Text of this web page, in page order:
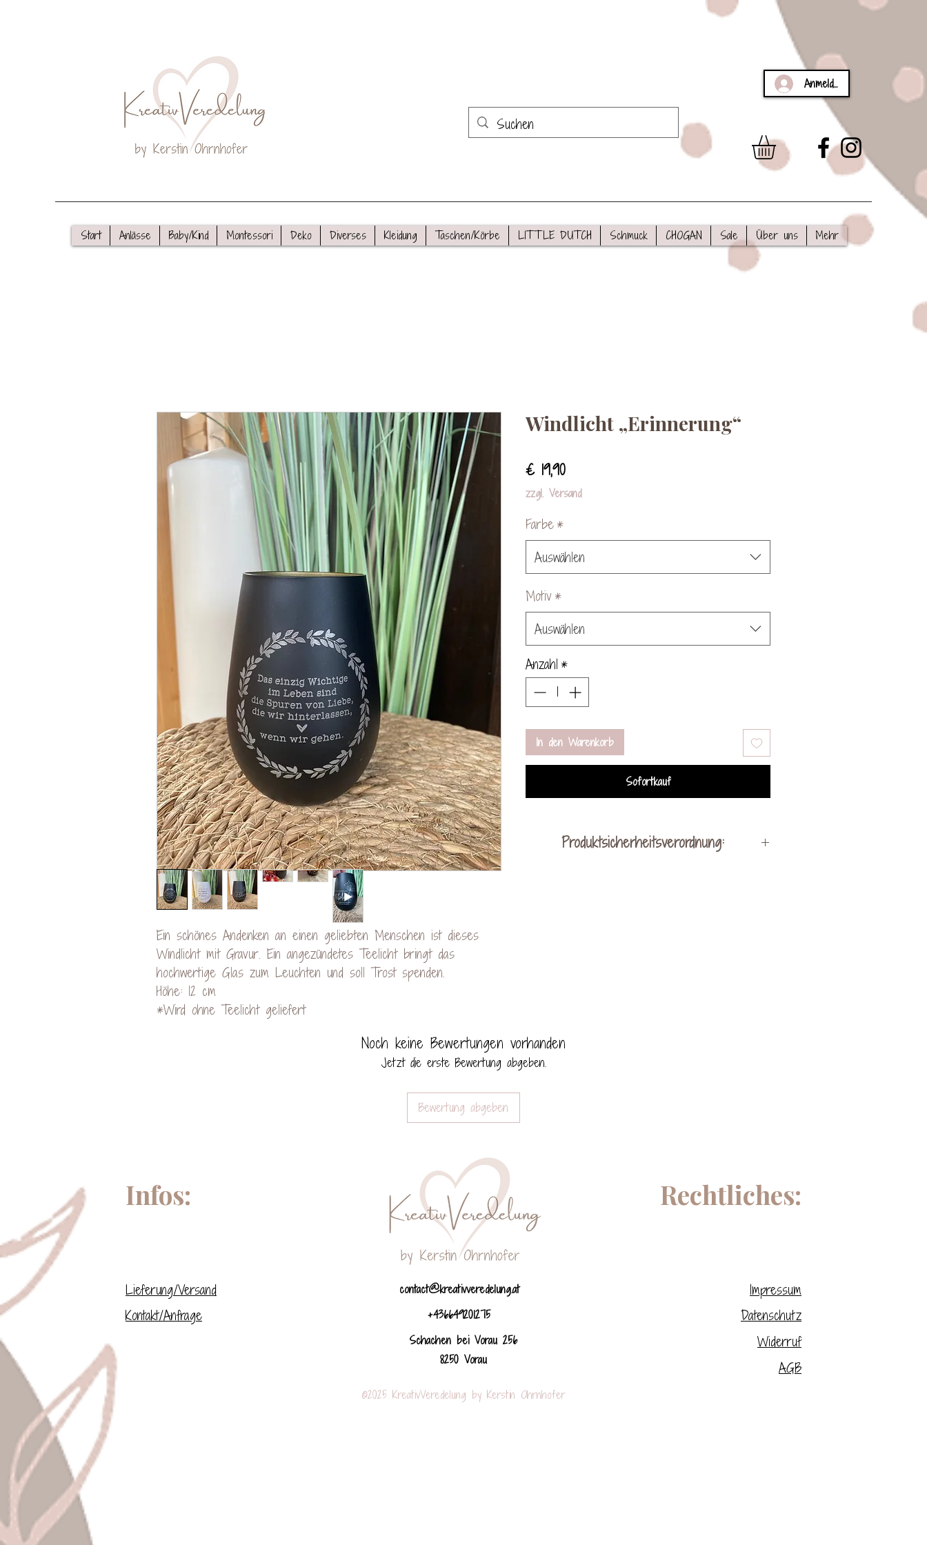
Anmelden
Start Anlässe Baby/Kind Montessori Deko Diverses Kleidung Taschen/Körbe LITTLE DUTCH Schmuck CHOGAN Sale Über uns Mehr
Ein schönes Andenken an einen geliebten Menschen ist dieses
Windlicht mit Gravur. Ein angezündetes Teelicht bringt das
hochwertige Glas zum Leuchten und soll Trost spenden.
Höhe: 12 cm
*Wird ohne Teelicht geliefert
Windlicht „Erinnerung“
€ 19,90Preis
zzgl. Versand
Farbe*
Auswählen
Motiv*
Auswählen
Anzahl *
In den Warenkorb
Sofortkauf
Produktsicherheitsverordnung:
Noch keine Bewertungen vorhanden
Jetzt die erste Bewertung abgeben.
Bewertung abgeben
Infos:
Lieferung/Versand
Kontakt/Anfrage
contact@kreativveredelung.at
+436649201275
Rechtliches:
Impressum
Datenschutz
Schachen bei Vorau 256
8250 Vorau
Widerruf
AGB
©2025 KreativVeredelung by Kerstin Ohrnhofer